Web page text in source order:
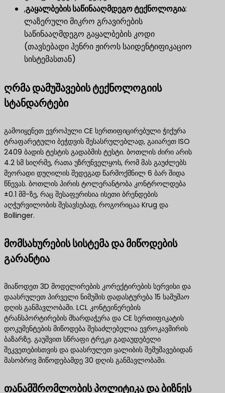
,გაყალბების საწინააღმდეგო ტექნოლოგია​:
ლაზერული მიკრო გრავირების
საწინააღმდეგო გაყალბების კოდი
(თავსებადი ჰენრი ჟიროს საიდენტიფიკაციო
სისტემასთან)
ღრმა დამუშავების ტექნოლოგიის
სტანდარტები
გამოიყენეთ ევროპული CE სერთიფიცირებული ჭიქურა
ტრაფარეტული ბეჭდვის შესასრულებლად, გაიარეთ ISO
2409 ბადის ტესტის გადაბმის ტესტი. ბოთლის ძირი არის
4.2 სმ სიღრმე, რათა უზრუნველყოს, რომ მას გაუძლებს
მეორადი დუღილის შედეგად წარმოქმნილ 6 ბარ შიდა
წნევას. ბოთლის პირის ტოლერანტობა კონტროლდება
±0.1 მმ-ზე, რაც შესაფერისია ისეთი ბრენდების
აღჭურვილობის შესავსებად, როგორიცაა Krug და
Bollinger.
მომსახურების სისტემა და მიწოდების
გარანტია
მიაწოდეთ 3D მოდელირების კორექტირების სერვისი და
დაასრულეთ პირველი ნიმუშის დადასტურება 15 სამუშაო
დღის განმავლობაში. LCL კონტეინერების
ტრანსპორტირების მხარდაჭერა და CE სერთიფიკატის
დოკუმენტების მიწოდება შესაძლებელია ევროკავშირის
ბაზარზე. გაუშვით სწრაფი ტრეკი გადაუდებელი
შეკვეთებისთვის და დაასრულეთ ყალიბის შემუშავებიდან
მასობრივ მიწოდებამდე 30 დღის განმავლობაში.
თანამშრომლობის პოლიტიკა და ბიზნეს